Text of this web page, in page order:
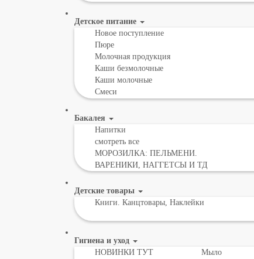
Детское питание
Новое поступление
Пюре
Молочная продукция
Каши безмолочные
Каши молочные
Смеси
Бакалея
Напитки
смотреть все
МОРОЗИЛКА: ПЕЛЬМЕНИ.
ВАРЕНИКИ, НАГГЕТСЫ И ТД
Детские товары
Книги. Канцтовары, Наклейки
Гигиена и уход
НОВИНКИ ТУТ
Мыло